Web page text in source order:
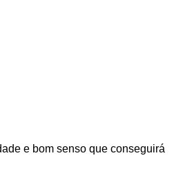
e bom senso que conseguirá